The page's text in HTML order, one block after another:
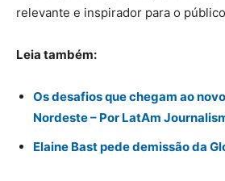
relevante e inspirador para o
Leia também:
Os desafios que chegam ao
Nordeste – Por LatAm
Elaine Bast pede demissão da